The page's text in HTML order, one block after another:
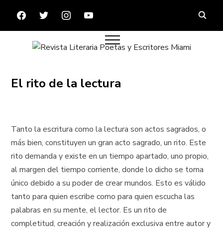
FACEBOOKTWITTERINSTAGRAMYOUTUBE
El rito de la lectura
Tanto la escritura como la lectura son actos sagrados, o
más bien, constituyen un gran acto sagrado, un rito. Este
rito demanda y existe en un tiempo apartado, uno propio,
al margen del tiempo corriente, donde lo dicho se torna
único debido a su poder de crear mundos. Esto es válido
tanto para quien escribe como para quien escucha las
palabras en su mente, el lector. Es un rito de
completitud, creación y realización exclusiva entre autor y